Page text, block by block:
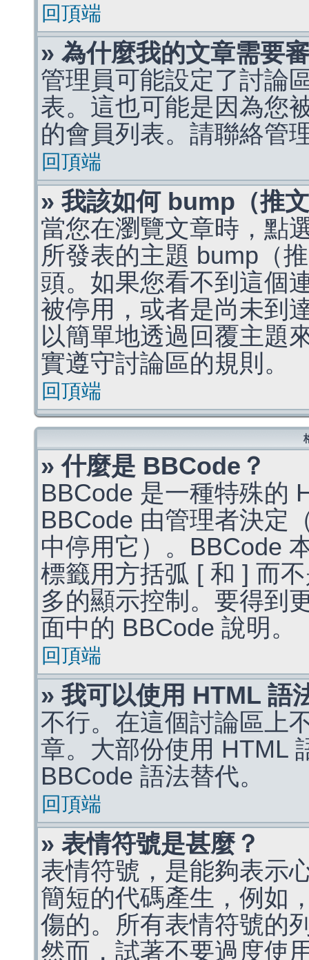
回頂端
» 為什麼我的文章需要
管理員可能設定了討論
表。這也可能是因為您
的會員列表。請聯絡管
回頂端
» 我該如何 bump（推
當您在瀏覽文章時，點
所發表的主題 bump（
頭。如果您看不到這個
被停用，或者是尚未到
以簡單地透過回覆主題
實遵守討論區的規則。
回頂端
» 什麼是 BBCode？
BBCode 是一種特殊的
BBCode 由管理者決定
中停用它）。BBCode
標籤用方括弧 [ 和 ] 而
多的顯示控制。要得到
面中的 BBCode 說明。
回頂端
» 我可以使用 HTML 語
不行。在這個討論區上
章。大部份使用 HTML
BBCode 語法替代。
回頂端
» 表情符號是甚麼？
表情符號，是能夠表示
簡短的代碼產生，例如
傷的。所有表情符號的
然而，試著不要過度使